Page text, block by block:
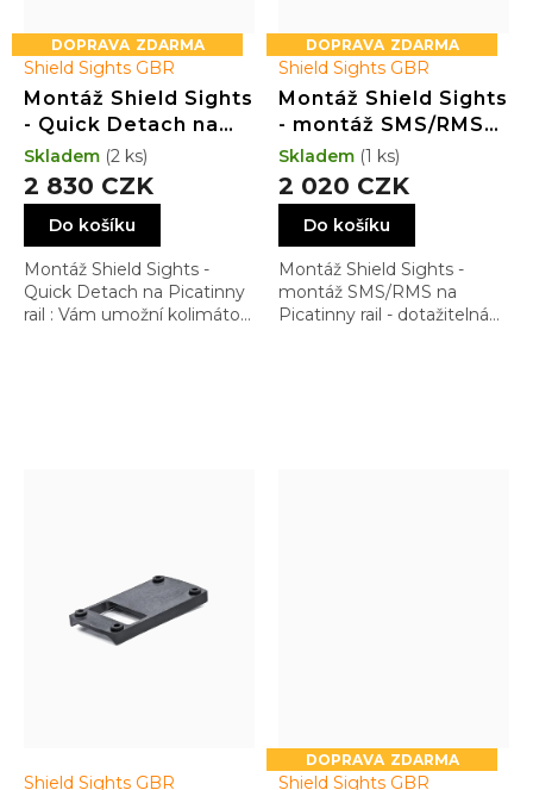
ZDARMA
Shield Sights GBR
Montáž Shield Sights
- Quick Detach na
Picatinny rail
2 830 CZK
Do košíku
Montáž Shield Sights -
Quick Detach na Picatinny
rail : Vám umožní kolimátor
Skladem (2 ks)
ZDARMA
Shield Sights GBR
Montáž Shield Sights
- montáž SMS/RMS
na Picatinny rail -
dotažitelná rukou
2 020 CZK
Do košíku
Montáž Shield Sights -
montáž SMS/RMS na
Picatinny rail - dotažitelná
Skladem (1 ks)
Shield Sights GBR
ZDARMA
Shield Sights GBR